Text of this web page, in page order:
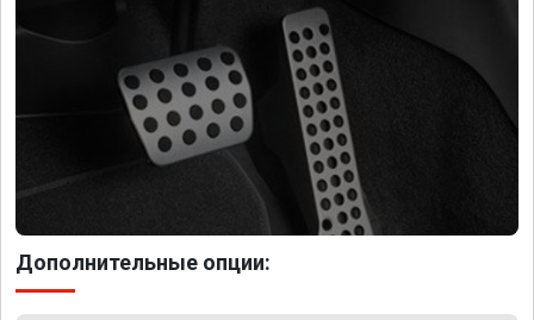
Дополнительные опции: